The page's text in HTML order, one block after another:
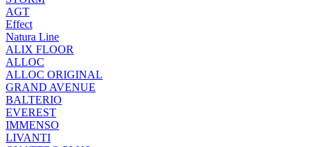
AGT
Effect
Natura Line
ALIX FLOOR
ALLOC
ALLOC ORIGINAL
GRAND AVENUE
BALTERIO
EVEREST
IMMENSO
LIVANTI